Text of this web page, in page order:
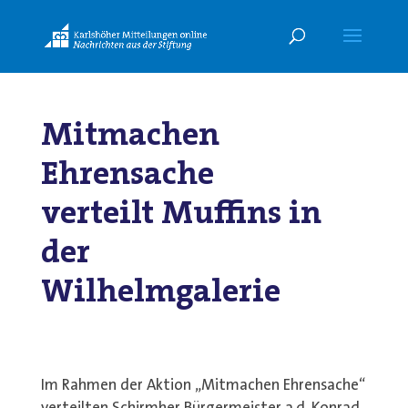
Mitmachen
Ehrensache
verteilt Muffins in
der
Wilhelmgalerie
Im Rahmen der Aktion „Mitmachen Ehrensache“